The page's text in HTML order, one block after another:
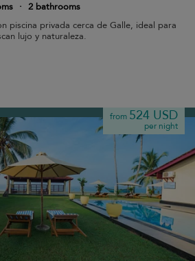
· 2 bathrooms
piscina privada cerca de Galle, ideal para
lujo y naturaleza.
from 524 USD
per night